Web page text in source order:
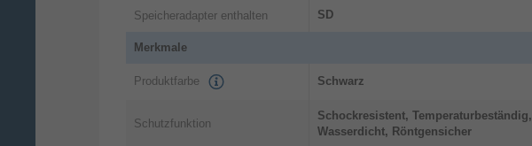
Speicheradapter enthalten SD
Merkmale
Produktfarbe Schwarz
Schutzfunktion
Schockresistent, Temperaturbeständig,
Wasserdicht, Röntgensicher